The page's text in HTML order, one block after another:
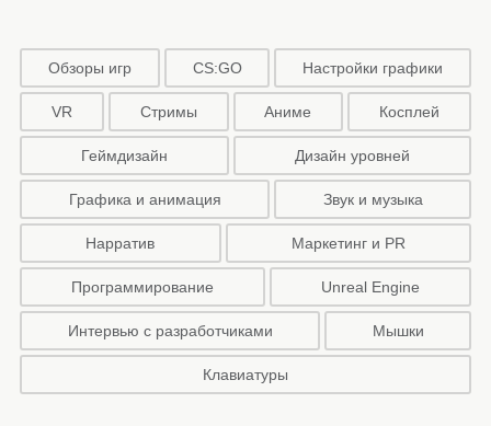
Обзоры игр CS:GO Настройки графики
VR Стримы Аниме Косплей
Геймдизайн Дизайн уровней
Графика и анимация Звук и музыка
Нарратив Маркетинг и PR
Программирование Unreal Engine
Интервью с разработчиками Мышки
Клавиатуры